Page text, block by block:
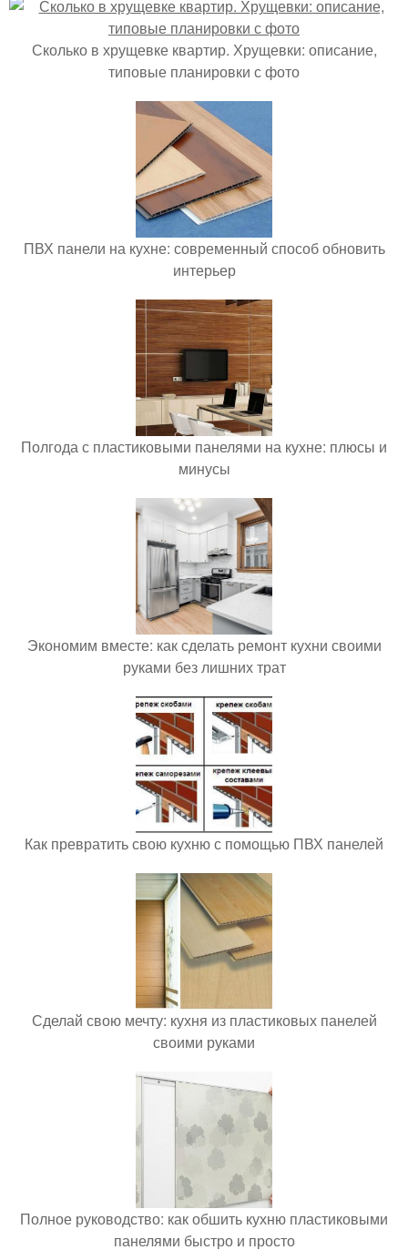
Сколько в хрущевке квартир. Хрущевки: описание,
типовые планировки с фото
ПВХ панели на кухне: современный способ обновить
интерьер
Полгода с пластиковыми панелями на кухне: плюсы и
минусы
Экономим вместе: как сделать ремонт кухни своими
руками без лишних трат
Как превратить свою кухню с помощью ПВХ панелей
Сделай свою мечту: кухня из пластиковых панелей
своими руками
Полное руководство: как обшить кухню пластиковыми
панелями быстро и просто